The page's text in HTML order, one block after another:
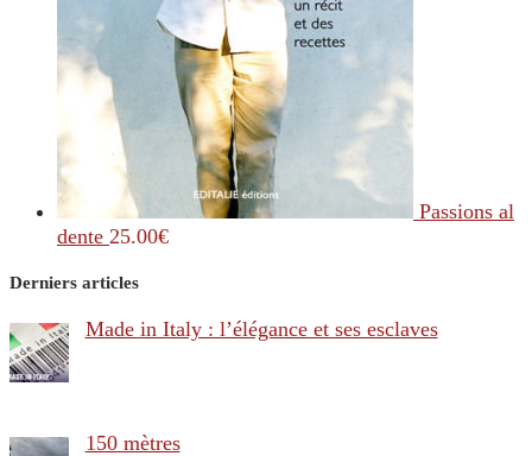
Passions al
dente 25.00€
Derniers articles
Made in Italy : l’élégance et ses esclaves
150 mètres